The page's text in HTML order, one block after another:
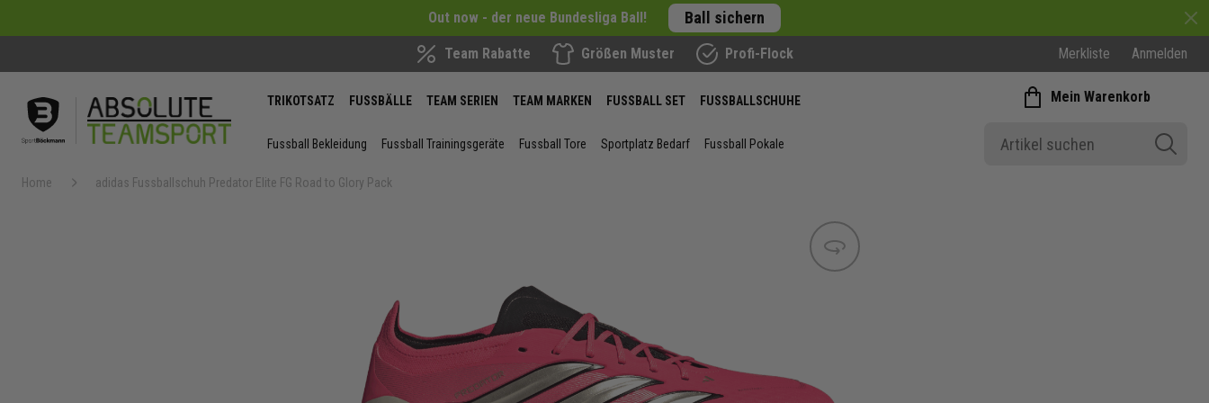
Out now - der neue Bundesliga Ball! Ball sichern
Team Rabatte Größen Muster Profi-Flock Merkliste Anmelden
TRIKOTSATZ FUSSBÄLLE TEAM SERIEN TEAM MARKEN FUSSBALL SET FUSSBALLSCHUHE
Fussball Bekleidung Fussball Trainingsgeräte Fussball Tore Sportplatz Bedarf Fussball Pokale
Mein Warenkorb
Home adidas Fussballschuh Predator Elite FG Road to Glory Pack
springen
Bild wechseln